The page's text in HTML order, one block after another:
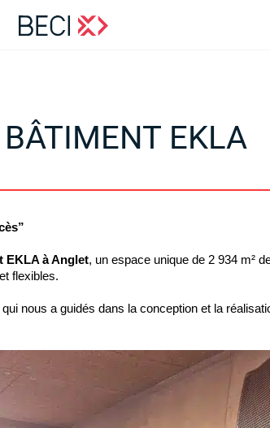
EKLA
EKLA à Anglet, un espace unique de 2 934 m²
flexibles.
nous a guidés dans la conception et la